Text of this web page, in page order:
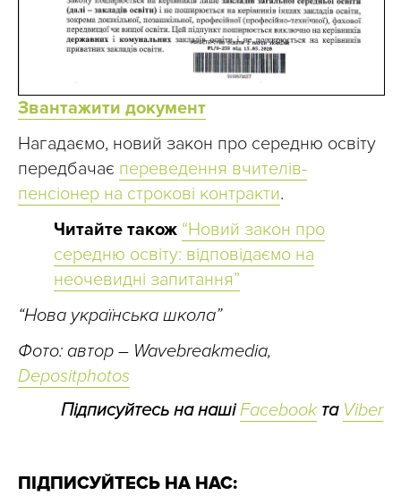
Звантажити документ
Нагадаємо, новий закон про середню освіту
передбачає переведення вчителів-
пенсіонер на строкові контракти.
Читайте також “Новий закон про
середню освіту: відповідаємо на
неочевидні запитання”
“Нова українська школа”
Фото: автор – Wavebreakmedia,
Depositphotos
Підписуйтесь на нашіFacebookта Viber
ПІДПИСУЙТЕСЬ НА НАС: